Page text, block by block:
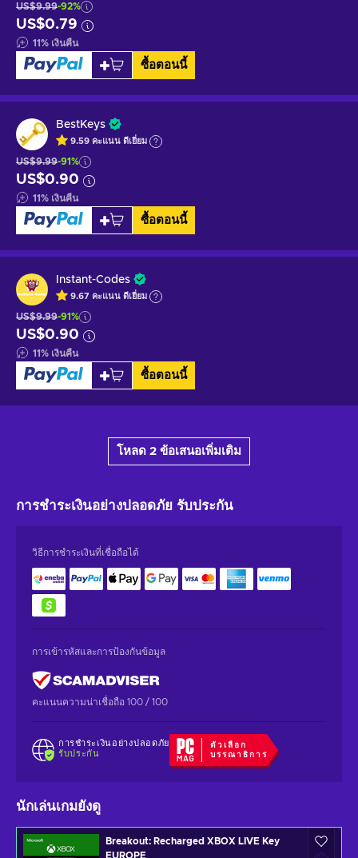
US$9.99-92%
US$0.79
11% เงินคืน
ซื้อตอนนี้
BestKeys
9.59 คะแนน ดีเยี่ยม
US$9.99-91%
US$0.90
11% เงินคืน
ซื้อตอนนี้
Instant-Codes
9.67 คะแนน ดีเยี่ยม
US$9.99-91%
US$0.90
11% เงินคืน
ซื้อตอนนี้
โหลด 2 ข้อเสนอเพิ่มเติม
การชำระเงินอย่างปลอดภัย รับประกัน
วิธีการชำระเงินที่เชื่อถือได้
การเข้ารหัสและการป้องกันข้อมูล
คะแนนความน่าเชื่อถือ 100 / 100
การชำระเงินอย่างปลอดภัย
รับประกัน
ตัวเลือก
บรรณาธิการ
นักเล่นเกมยังดู
Breakout: Recharged XBOX LIVE Key
EUROPE